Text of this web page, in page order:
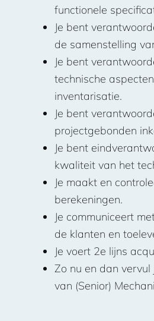
functionele
Je bent
de samenstelling
Je bent
technische
inventarisatie.
Je bent
projectgebonden
Je bent
kwaliteit van het
Je maakt en
berekeningen.
Je communiceert
de klanten en
Je voert 2e lijns
Zo nu en dan
van (Senior)